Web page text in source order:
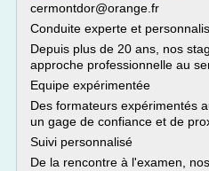
cermontdor@orange.fr
Conduite experte et
Depuis plus de 20 ans, nos
approche professionnelle au
Equipe expérimentée
Des formateurs expérimentés
un gage de confiance et de
Suivi personnalisé
De la rencontre à l'examen,